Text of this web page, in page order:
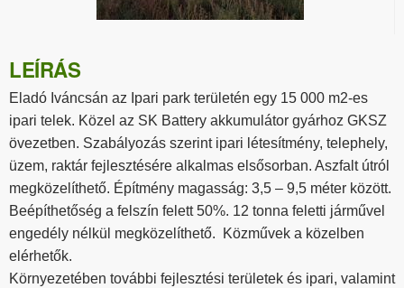
LEÍRÁS
Eladó Iváncsán az Ipari park területén egy 15 000 m2-es
ipari telek. Közel az SK Battery akkumulátor gyárhoz GKSZ
övezetben. Szabályozás szerint ipari létesítmény, telephely,
üzem, raktár fejlesztésére alkalmas elsősorban. Aszfalt útról
megközelíthető. Építmény magasság: 3,5 – 9,5 méter között.
Beépíthetőség a felszín felett 50%. 12 tonna feletti járművel
engedély nélkül megközelíthető. Közművek a közelben
elérhetők.
Környezetében további fejlesztési területek és ipari, valamint